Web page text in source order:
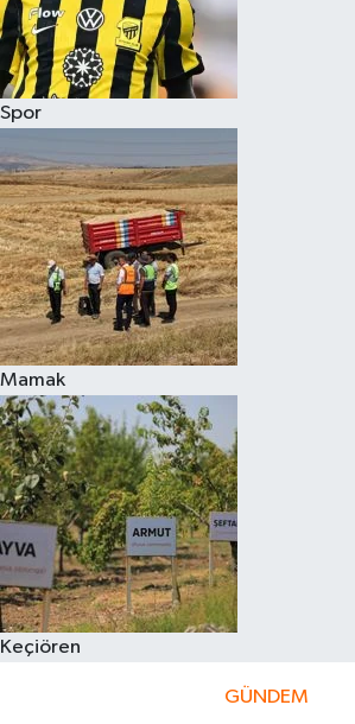
Spor
Mamak
Keçiören
GÜNDEM